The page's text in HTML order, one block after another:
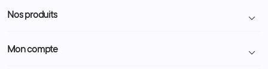
Demande de devis
Nous contacter
Programme Fidélité
Administration
Nos produits 
Police Municipale | ASVP
Mon compte 